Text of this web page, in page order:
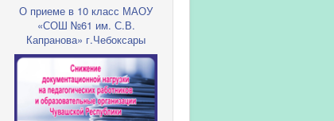
О приеме в 10 класс МАОУ
«СОШ №61 им. С.В.
Капранова» г.Чебоксары